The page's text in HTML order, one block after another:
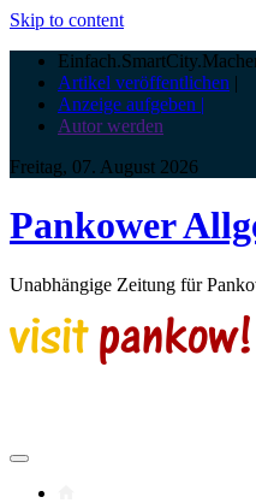
Skip to content
Artikel veröffentlichen |
Anzeige aufgeben |
Autor werden
Freitag, 07. August 2026
Pankower
Unabhängige Zeitung für